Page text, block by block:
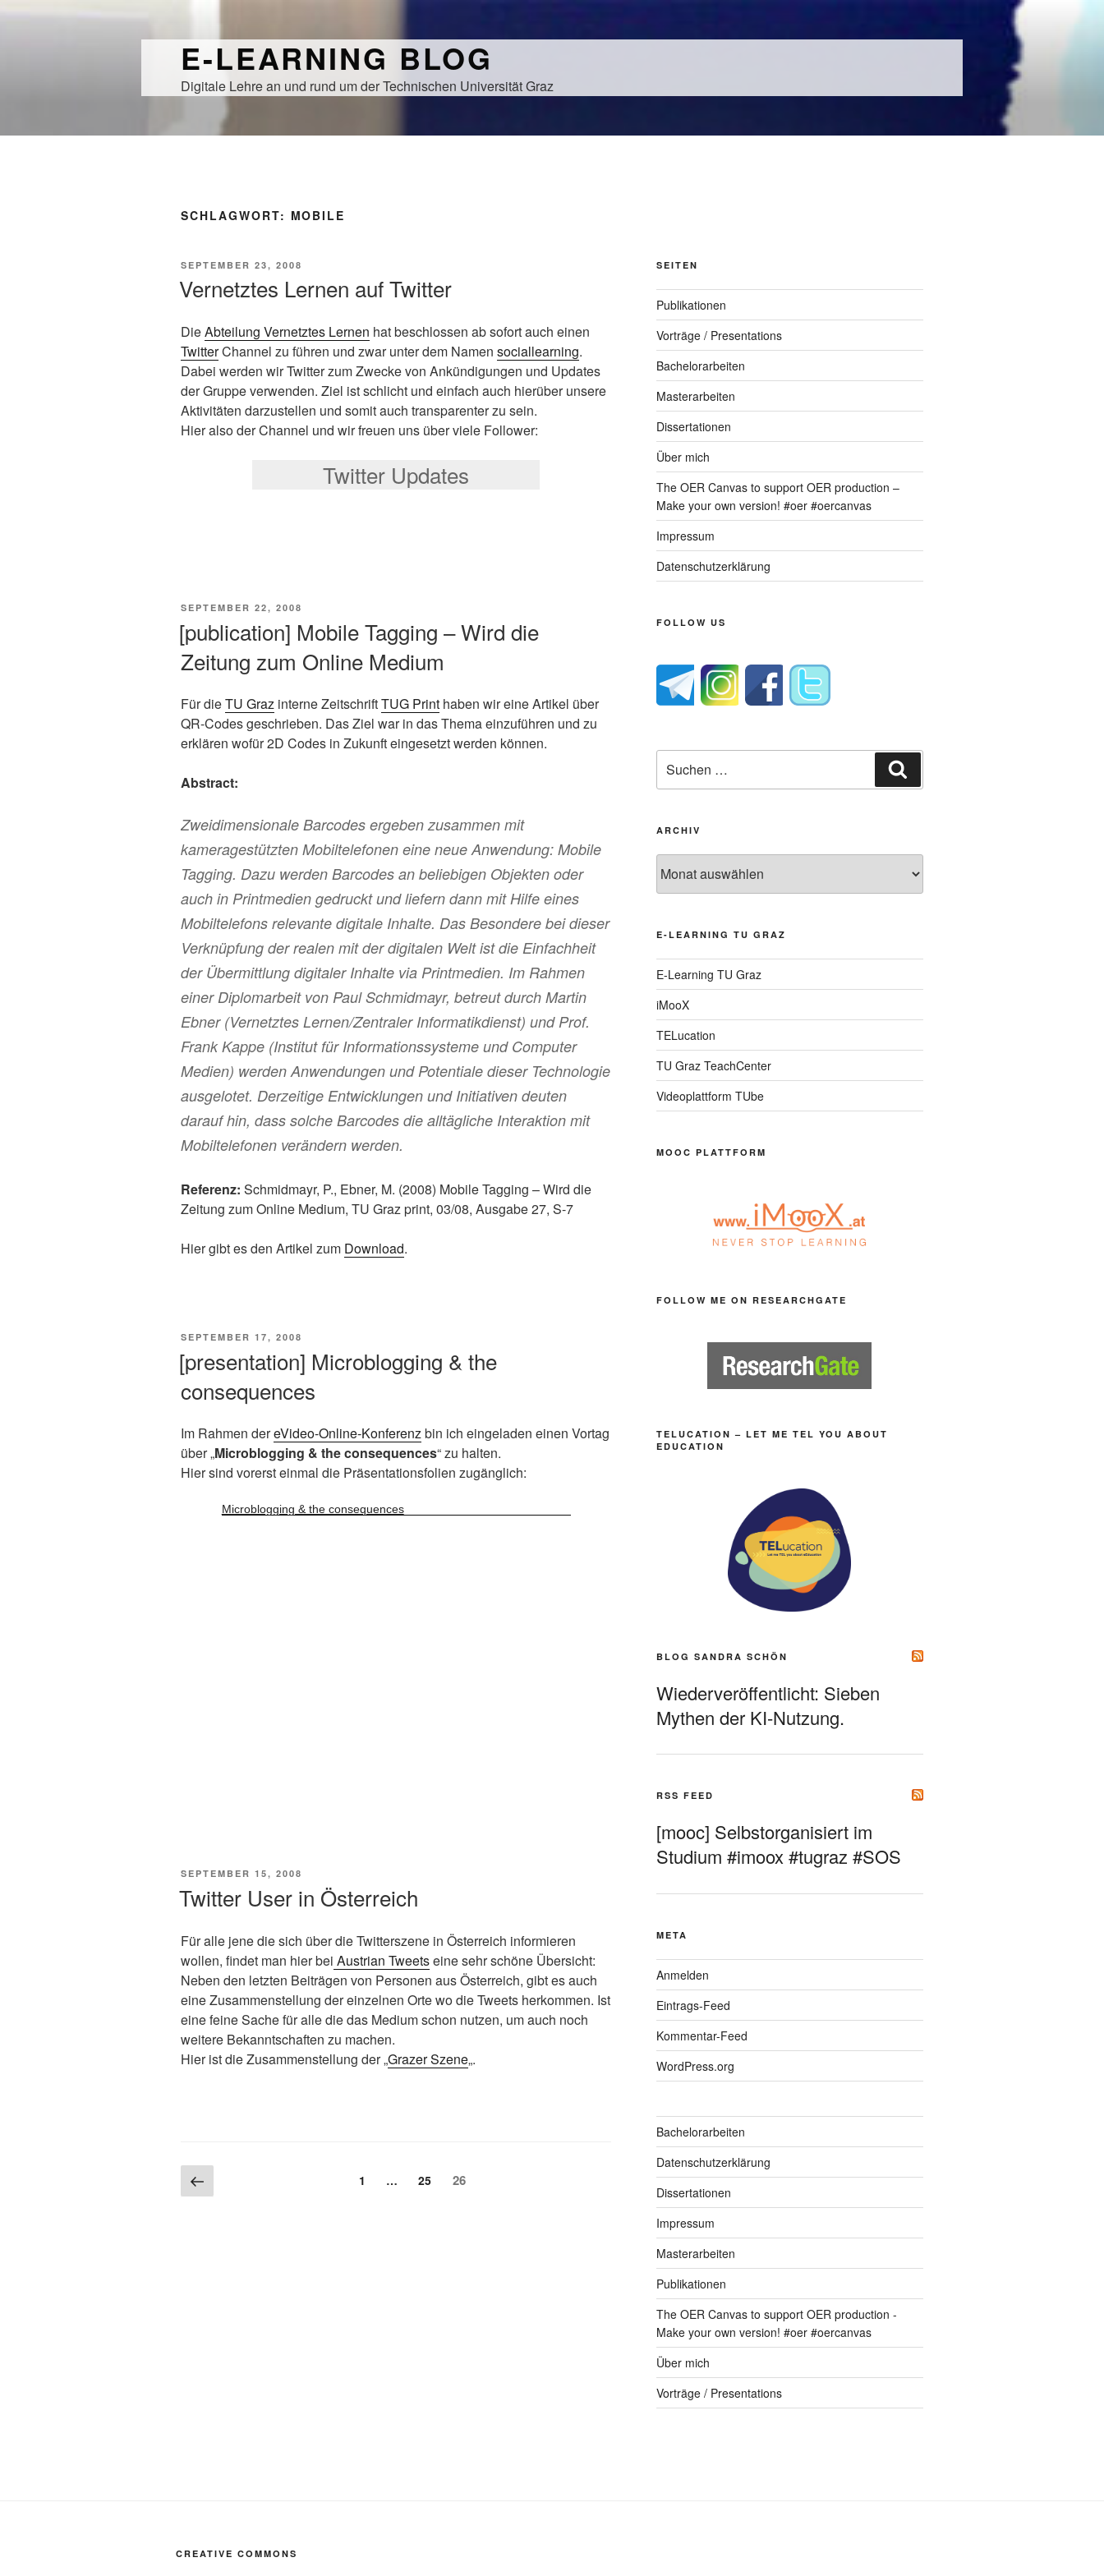
E-LEARNING BLOG
Digitale Lehre an und rund um der Technischen Universität Graz
SCHLAGWORT: MOBILE
VERÖFFENTLICHT
SEPTEMBER 23, 2008
Vernetztes Lernen auf Twitter
DieAbteilung Vernetztes Lernen hat beschlossen ab sofort auch einen
TwitterChannel zu führen und zwar unter dem Namen sociallearning.
Dabei werden wir Twitter zum Zwecke von Ankündigungen und Updates
der Gruppe verwenden. Ziel ist schlicht und einfach auch hierüber unsere
Aktivitäten darzustellen und somit auch transparenter zu sein.
Hier also der Channel und wir freuen uns über viele Follower:
Twitter Updates
VERÖFFENTLICHT
SEPTEMBER 22, 2008
[publication] Mobile Tagging – Wird die
Zeitung zum Online Medium
Für dieTU Graz interne ZeitschriftTUG Print haben wir eine Artikel über
QR-Codes geschrieben. Das Ziel war in das Thema einzuführen und zu
erklären wofür 2D Codes in Zukunft eingesetzt werden können.
Abstract:
Zweidimensionale Barcodes ergeben zusammen mit
kameragestützten Mobiltelefonen eine neue Anwendung: Mobile
Tagging. Dazu werden Barcodes an beliebigen Objekten oder
auch in Printmedien gedruckt und liefern dann mit Hilfe eines
Mobiltelefons relevante digitale Inhalte. Das Besondere bei dieser
Verknüpfung der realen mit der digitalen Welt ist die Einfachheit
der Übermittlung digitaler Inhalte via Printmedien. Im Rahmen
einer Diplomarbeit von Paul Schmidmayr, betreut durch Martin
Ebner (Vernetztes Lernen/Zentraler Informatikdienst) und Prof.
Frank Kappe (Institut für Informationssysteme und Computer
Medien) werden Anwendungen und Potentiale dieser Technologie
ausgelotet. Derzeitige Entwicklungen und Initiativen deuten
darauf hin, dass solche Barcodes die alltägliche Interaktion mit
Mobiltelefonen verändern werden.
Referenz: Schmidmayr, P., Ebner, M. (2008) Mobile Tagging – Wird die
Zeitung zum Online Medium, TU Graz print, 03/08, Ausgabe 27, S-7
Hier gibt es den Artikel zum Download.
VERÖFFENTLICHT
SEPTEMBER 17, 2008
[presentation] Microblogging & the
consequences
Im Rahmen dereVideo-Online-Konferenzbin ich eingeladen einen Vortag
über „Microblogging & the consequences“ zu halten.
Hier sind vorerst einmal die Präsentationsfolien zugänglich:
Microblogging & the consequences
VERÖFFENTLICHT
SEPTEMBER 15, 2008
Twitter User in Österreich
Für alle jene die sich über die Twitterszene in Österreich informieren
wollen, findet man hier bei Austrian Tweetseine sehr schöne Übersicht:
Neben den letzten Beiträgen von Personen aus Österreich, gibt es auch
eine Zusammenstellung der einzelnen Orte wo die Tweets herkommen. Ist
eine feine Sache für alle die das Medium schon nutzen, um auch noch
weitere Bekanntschaften zu machen.
Hier ist die Zusammenstellung der „Grazer Szene„.
Beitragsnavigation
Vorherige
Seite
Seite
1 … Seite
25 Seite
26
SEITEN
Publikationen
Vorträge / Presentations
Bachelorarbeiten
Masterarbeiten
Dissertationen
Über mich
The OER Canvas to support OER production –
Make your own version! #oer #oercanvas
Impressum
Datenschutzerklärung
FOLLOW US
nach:
ARCHIV
E-LEARNING TU GRAZ
E-Learning TU Graz
iMooX
TELucation
TU Graz TeachCenter
Videoplattform TUbe
MOOC PLATTFORM
FOLLOW ME ON RESEARCHGATE
TELUCATION – LET ME TEL YOU ABOUT
EDUCATION
BLOG SANDRA SCHÖN
Wiederveröffentlicht: Sieben
Mythen der KI-Nutzung.
RSS FEED
[mooc] Selbstorganisiert im
Studium #imoox #tugraz #SOS
META
Anmelden
Eintrags-Feed
Kommentar-Feed
WordPress.org
Bachelorarbeiten
Datenschutzerklärung
Dissertationen
Impressum
Masterarbeiten
Publikationen
The OER Canvas to support OER production -
Make your own version! #oer #oercanvas
Über mich
Vorträge / Presentations
CREATIVE COMMONS